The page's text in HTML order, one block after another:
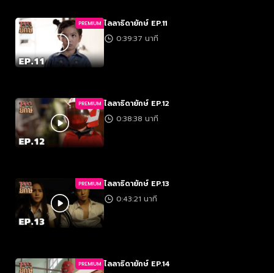
PREMIUM ไลลาธิดายักษ์ EP.11
0:39:37 นาที
PREMIUM ไลลาธิดายักษ์ EP.12
0:38:38 นาที
PREMIUM ไลลาธิดายักษ์ EP.13
0:43:21 นาที
PREMIUM ไลลาธิดายักษ์ EP.14